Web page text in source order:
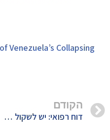
Venezuela’s Collapsing
הקודם
דוח רפואי: יש לשקול פינוי תושבי עוטף לוויתן